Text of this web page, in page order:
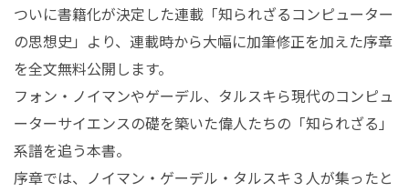
ついに書籍化が決定した連載「知られざるコンピューター
の思想史」より、連載時から大幅に加筆修正を加えた序章
を全文無料公開します。
フォン・ノイマンやゲーデル、タルスキら現代のコンピュ
ーターサイエンスの礎を築いた偉人たちの「知られざる」
系譜を追う本書。
序章では、ノイマン・ゲーデル・タルスキ３人が集ったと